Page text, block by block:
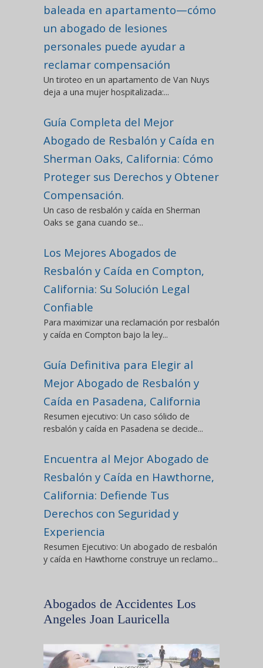
baleada en apartamento—cómo
un abogado de lesiones
personales puede ayudar a
reclamar compensación
Un tiroteo en un apartamento de Van Nuys
deja a una mujer hospitalizada:...
Guía Completa del Mejor
Abogado de Resbalón y Caída en
Sherman Oaks, California: Cómo
Proteger sus Derechos y Obtener
Compensación.
Un caso de resbalón y caída en Sherman
Oaks se gana cuando se...
Los Mejores Abogados de
Resbalón y Caída en Compton,
California: Su Solución Legal
Confiable
Para maximizar una reclamación por resbalón
y caída en Compton bajo la ley...
Guía Definitiva para Elegir al
Mejor Abogado de Resbalón y
Caída en Pasadena, California
Resumen ejecutivo: Un caso sólido de
resbalón y caída en Pasadena se decide...
Encuentra al Mejor Abogado de
Resbalón y Caída en Hawthorne,
California: Defiende Tus
Derechos con Seguridad y
Experiencia
Resumen Ejecutivo: Un abogado de resbalón
y caída en Hawthorne construye un reclamo...
Abogados de Accidentes Los
Angeles Joan Lauricella